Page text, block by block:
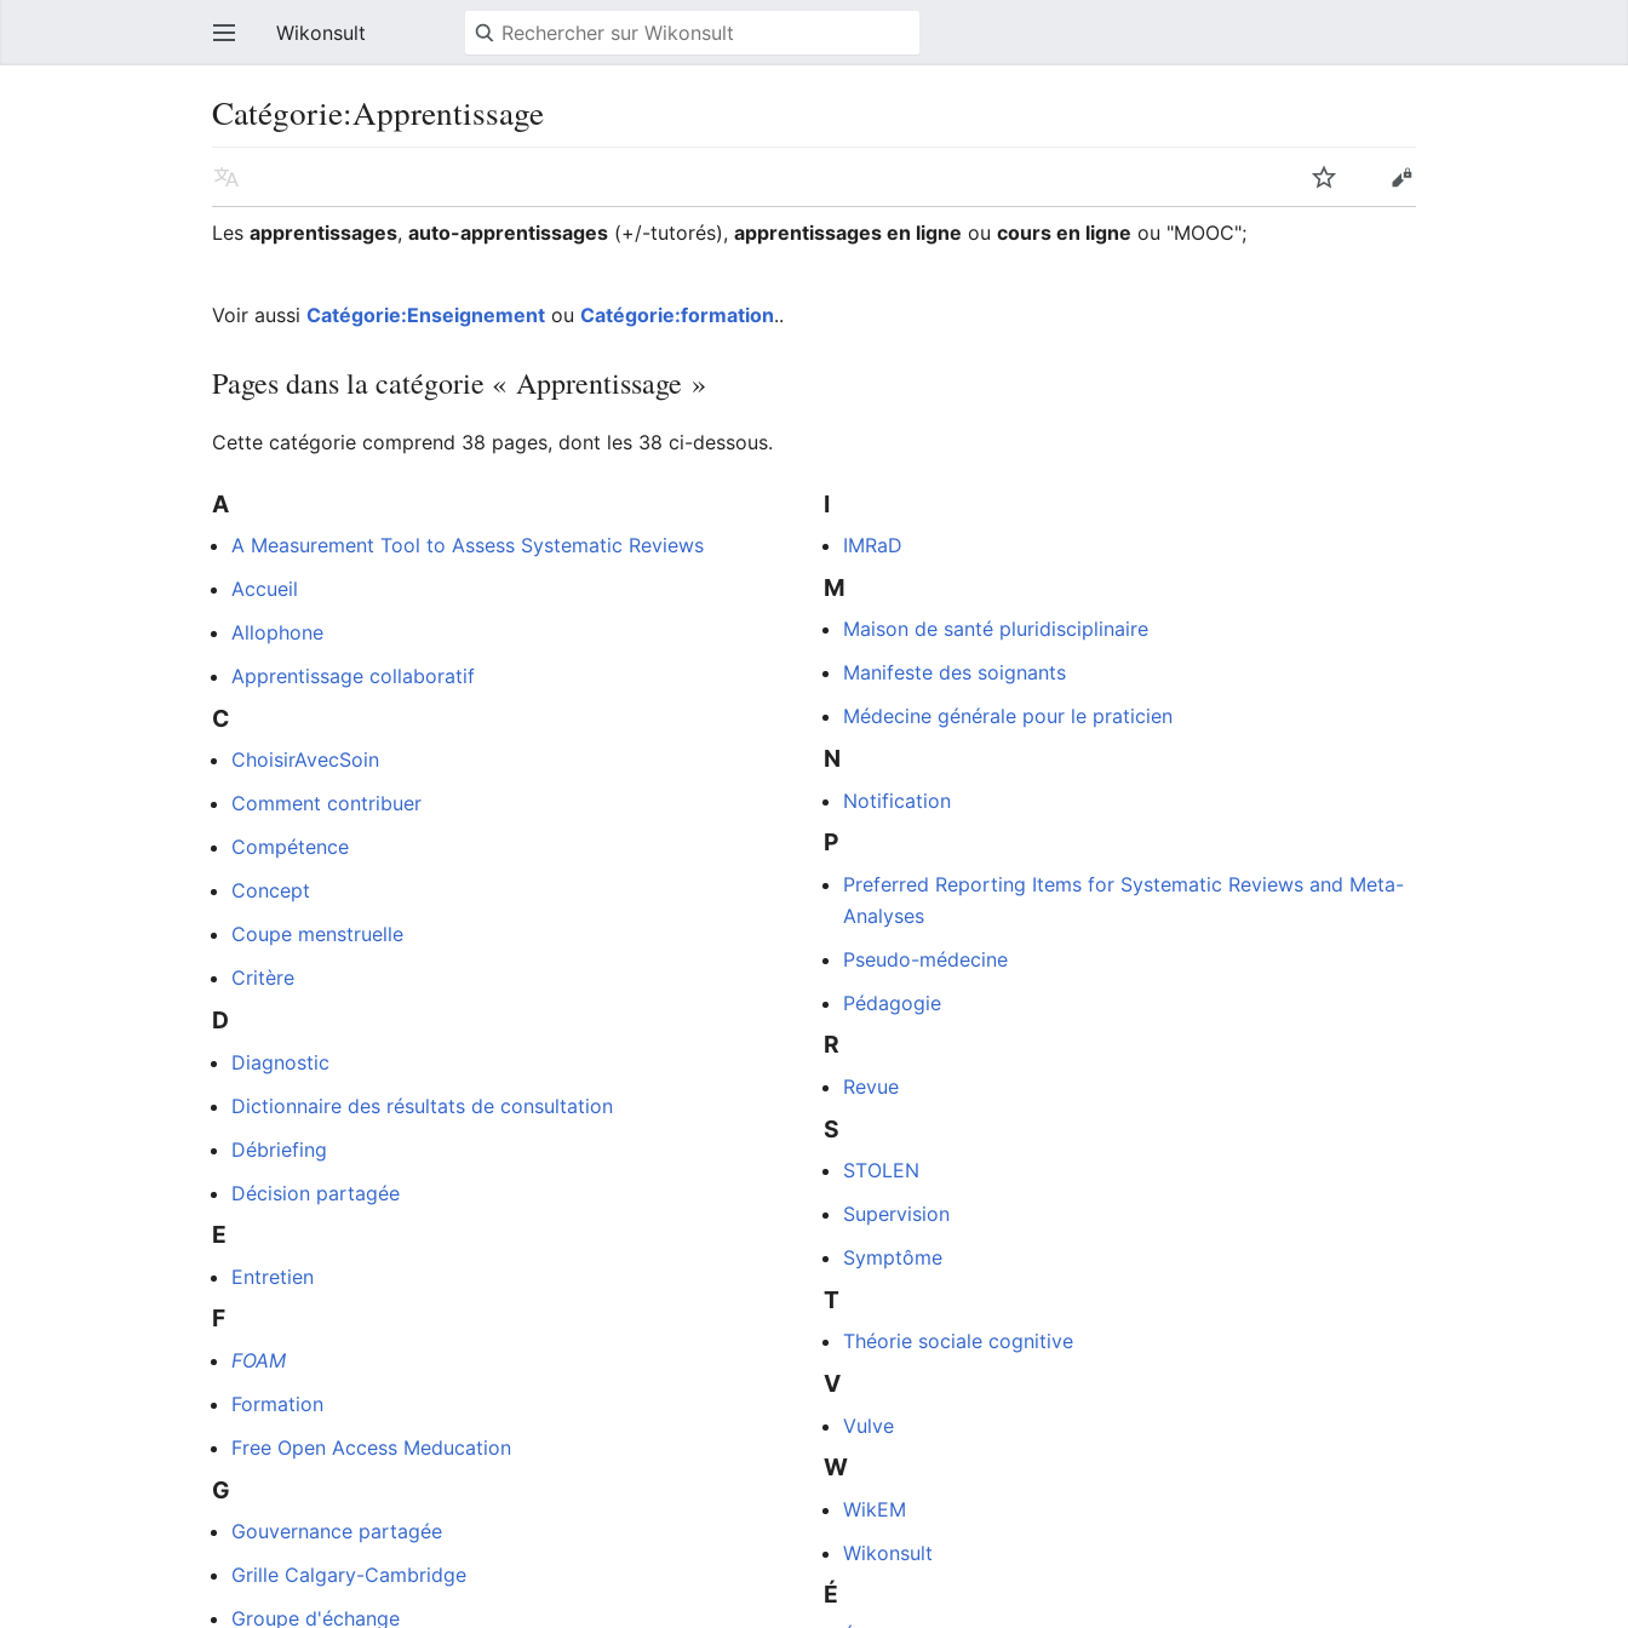
Ouvrir le menu principal
Wikonsult
Catégorie:Apprentissage
Lire
Lesapprentissages,auto-apprentissages (+/-tutorés),apprentissages en ligne oucours en ligne ou "MOOC";
Voir aussiCatégorie:Enseignement ouCatégorie:formation..
Pages dans la catégorie « Apprentissage »
Cette catégorie comprend 38 pages, dont les 38 ci-dessous.
A
A Measurement Tool to Assess Systematic Reviews
Accueil
Allophone
Apprentissage collaboratif
C
ChoisirAvecSoin
Comment contribuer
Compétence
Concept
Coupe menstruelle
Critère
D
Diagnostic
Dictionnaire des résultats de consultation
Débriefing
Décision partagée
E
Entretien
F
FOAM
Formation
Free Open Access Meducation
G
Gouvernance partagée
Grille Calgary-Cambridge
Groupe d'échange
I
IMRaD
M
Maison de santé pluridisciplinaire
Manifeste des soignants
Médecine générale pour le praticien
N
Notification
P
Preferred Reporting Items for Systematic Reviews and Meta-
Analyses
Pseudo-médecine
Pédagogie
R
Revue
S
STOLEN
Supervision
Symptôme
T
Théorie sociale cognitive
V
Vulve
W
WikEM
Wikonsult
É